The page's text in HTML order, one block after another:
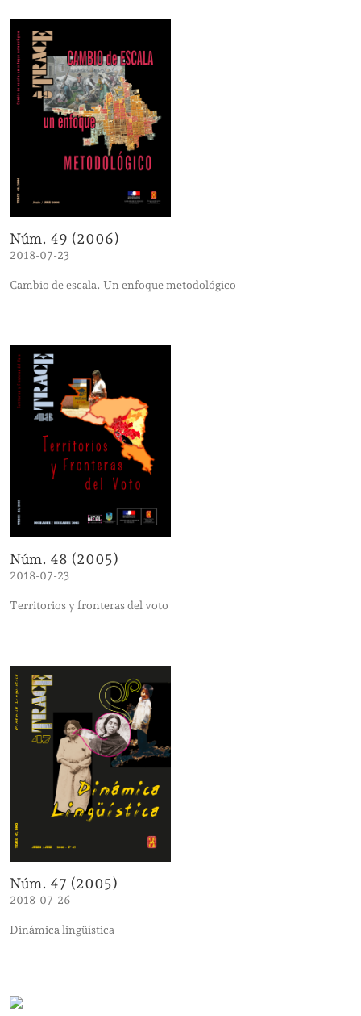
Núm. 49 (2006)
2018-07-23
Cambio de escala. Un enfoque metodológico
Núm. 48 (2005)
2018-07-23
Territorios y fronteras del voto
Núm. 47 (2005)
2018-07-26
Dinámica lingüística